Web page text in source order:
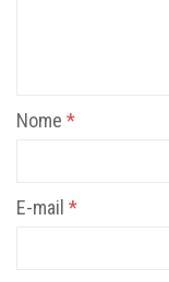
Nome *
E-mail *